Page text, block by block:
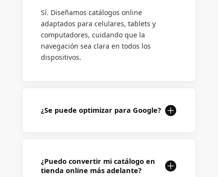
Sí. Diseñamos catálogos online
adaptados para celulares, tablets y
computadores, cuidando que la
navegación sea clara en todos los
dispositivos.
¿Se puede optimizar para Google?
¿Puedo convertir mi catálogo en
tienda online más adelante?